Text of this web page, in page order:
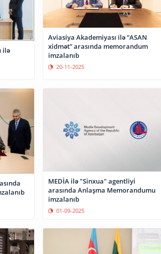
ilə
Aviasiya Akademiyası ilə “ASAN
xidmət” arasında memorandum
imzalanıb
20-11-2025
MEDİA ilə "Sinxua" agentliyi
arasında Anlaşma Memorandumu
imzalanıb
01-09-2025